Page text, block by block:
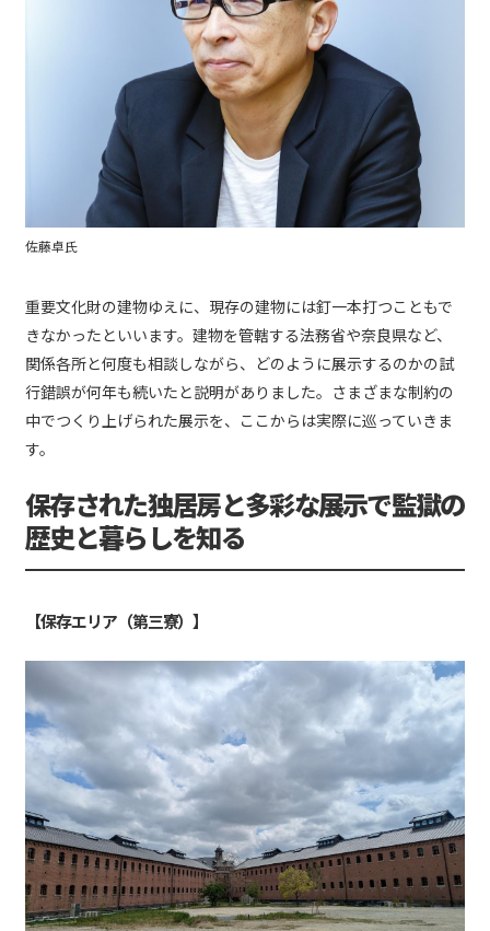
佐藤卓氏
重要文化財の建物ゆえに、現存の建物には釘一本打つこともで
きなかったといいます。建物を管轄する法務省や奈良県など、
関係各所と何度も相談しながら、どのように展示するのかの試
行錯誤が何年も続いたと説明がありました。さまざまな制約の
中でつくり上げられた展示を、ここからは実際に巡っていきま
す。
保存された独居房と多彩な展示で監獄の
歴史と暮らしを知る
【保存エリア（第三寮）】